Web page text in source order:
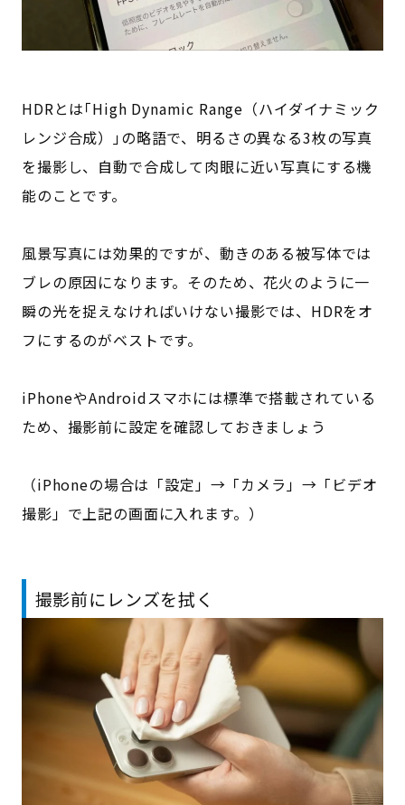
HDRとは｢High Dynamic Range（ハイダイナミック
レンジ合成）｣の略語で、明るさの異なる3枚の写真
を撮影し、自動で合成して肉眼に近い写真にする機
能のことです。
風景写真には効果的ですが、動きのある被写体では
ブレの原因になります。そのため、花火のように一
瞬の光を捉えなければいけない撮影では、HDRをオ
フにするのがベストです。
iPhoneやAndroidスマホには標準で搭載されている
ため、撮影前に設定を確認しておきましょう
（iPhoneの場合は「設定」→「カメラ」→「ビデオ
撮影」で上記の画面に入れます。）
撮影前にレンズを拭く